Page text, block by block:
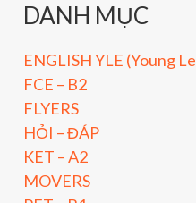
DANH MỤC
ENGLISH YLE (Young
FCE – B2
FLYERS
HỎI – ĐÁP
KET – A2
MOVERS